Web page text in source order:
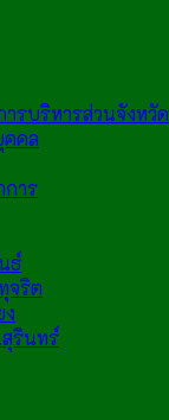
รบริหารส่วนจังหวัด
คล
าร
ธ์
จริต
รินทร์